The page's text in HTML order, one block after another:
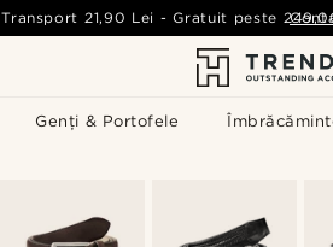
Genți & Portofele
Transport 21,90 Lei -Gratuit peste